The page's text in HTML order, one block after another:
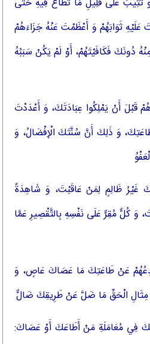
ثَوَابَهُمْ وَ أَعْظَمْتَ عَنْهُ جَزَاءَهُمْ
دُونَكَ فَكَافَيْتَهُمْ، أَوْ لَمْ يَكُنْ سَبَبُهُ
قَبْلَ أَنْ يَمْلِكُوا عِبَادَتَكَ، وَ أَعْدَدْتَ
وَ ذَلِكَ أَنَّ سُنَّتَكَ الْإِفْضَالُ، وَ
غَيْرُ ظَالِمٍ لِمَنْ عَاقَبْتَ، وَ شَاهِدَةٌ
كُلٌّ مُقِرٌّ عَلَى نَفْسِهِ بِالتَّقْصِيرِ عَمَّا
عَنْ طَاعَتِكَ مَا عَصَاكَ عَاصٍ، وَ
مِثَالِ الْحَقِّ مَا ضَلَّ عَنْ طَرِيقِكَ ضَالٌّ
فِي مُعَامَلَةِ مَنْ أَطَاعَكَ أَوْ عَصَاكَ: